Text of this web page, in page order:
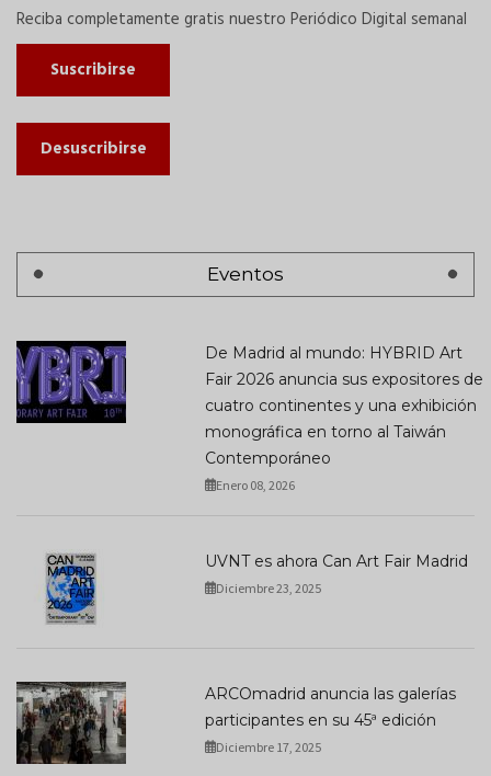
Reciba completamente gratis nuestro Periódico Digital semanal
Suscribirse
Desuscribirse
Eventos
De Madrid al mundo: HYBRID Art
Fair 2026 anuncia sus expositores de
cuatro continentes y una exhibición
monográfica en torno al Taiwán
Contemporáneo
Enero 08, 2026
UVNT es ahora Can Art Fair Madrid
Diciembre 23, 2025
ARCOmadrid anuncia las galerías
participantes en su 45ª edición
Diciembre 17, 2025